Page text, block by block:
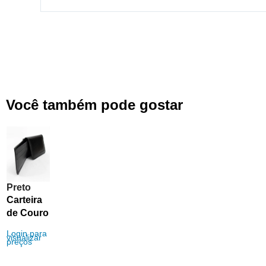
Você também pode gostar​
Preto
Carteira
de Couro
Lap
Login para
visualizar
preços